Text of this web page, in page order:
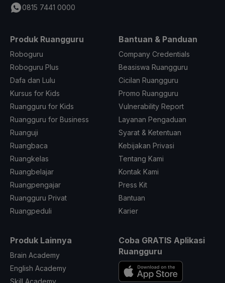
0815 7441 0000
Produk Ruangguru
Roboguru
Roboguru Plus
Dafa dan Lulu
Kursus for Kids
Ruangguru for Kids
Ruangguru for Business
Ruanguji
Ruangbaca
Ruangkelas
Ruangbelajar
Ruangpengajar
Ruangguru Privat
Ruangpeduli
Bantuan & Panduan
Company Credentials
Beasiswa Ruangguru
Cicilan Ruangguru
Promo Ruangguru
Vulnerability Report
Layanan Pengaduan
Syarat & Ketentuan
Kebijakan Privasi
Tentang Kami
Kontak Kami
Press Kit
Bantuan
Karier
Produk Lainnya
Brain Academy
English Academy
Skill Academy
Coba GRATIS Aplikasi
Ruangguru